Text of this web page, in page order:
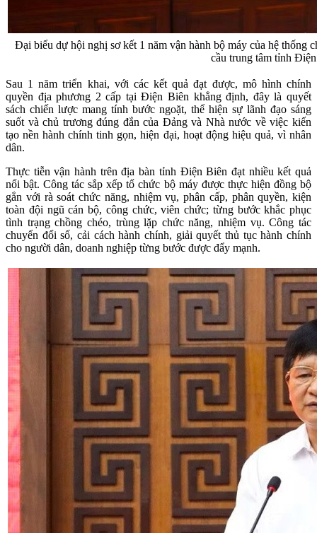
Đại biểu dự hội nghị sơ kết 1 năm vận hành bộ máy của hệ thống
cầu trung tâm tỉnh
Sau 1 năm triển khai, với các kết quả đạt được, mô hình chính
quyền địa phương 2 cấp tại Điện Biên khẳng định, đây là quyết
sách chiến lược mang tính bước ngoặt, thể hiện sự lãnh đạo sáng
suốt và chủ trương đúng đắn của Đảng và Nhà nước về việc kiến
tạo nền hành chính tinh gọn, hiện đại, hoạt động hiệu quả, vì nhân
dân.
Thực tiễn vận hành trên địa bàn tỉnh Điện Biên đạt nhiều kết quả
nổi bật. Công tác sắp xếp tổ chức bộ máy được thực hiện đồng bộ
gắn với rà soát chức năng, nhiệm vụ, phân cấp, phân quyền, kiện
toàn đội ngũ cán bộ, công chức, viên chức; từng bước khắc phục
tình trạng chồng chéo, trùng lặp chức năng, nhiệm vụ. Công tác
chuyển đổi số, cải cách hành chính, giải quyết thủ tục hành chính
cho người dân, doanh nghiệp từng bước được đẩy mạnh.